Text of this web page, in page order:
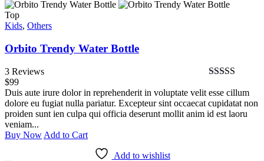
Top
Kids, Others
Orbito Trendy Water Bottle
mit
3.00
von 5
3 Reviews
$99
Duis aute irure dolor in reprehenderit in voluptate velit esse cillum
dolore eu fugiat nulla pariatur. Excepteur sint occaecat cupidatat non
proiden sunt ien culpa qui officia deserunt mollit anim id est laoru
veniam...
Buy Now Add to Cart
Add to wishlist